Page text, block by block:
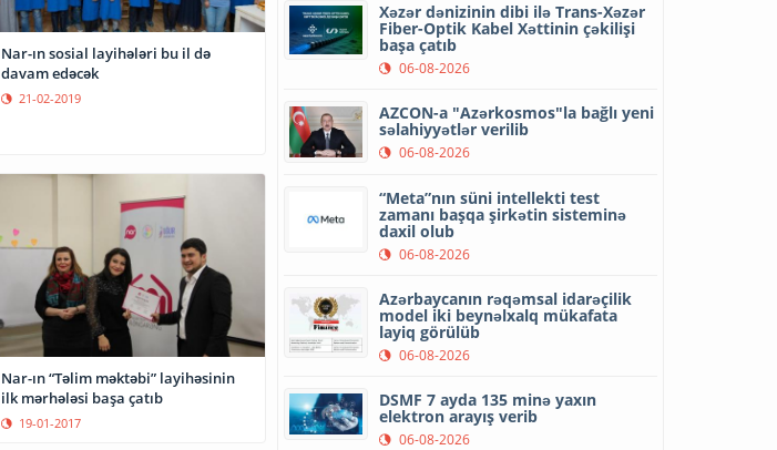
Nar-ın sosial layihələri bu il də
davam edəcək
21-02-2019
Nar-ın “Təlim məktəbi” layihəsinin
ilk mərhələsi başa çatıb
19-01-2017
Xəzər dənizinin dibi ilə Trans-Xəzər
Fiber-Optik Kabel Xəttinin çəkilişi
başa çatıb
06-08-2026
AZCON-a "Azərkosmos"la bağlı yeni
səlahiyyətlər verilib
06-08-2026
“Meta”nın süni intellekti test
zamanı başqa şirkətin sisteminə
daxil olub
06-08-2026
Azərbaycanın rəqəmsal idarəçilik
model iki beynəlxalq mükafata
layiq görülüb
06-08-2026
DSMF 7 ayda 135 minə yaxın
elektron arayış verib
06-08-2026